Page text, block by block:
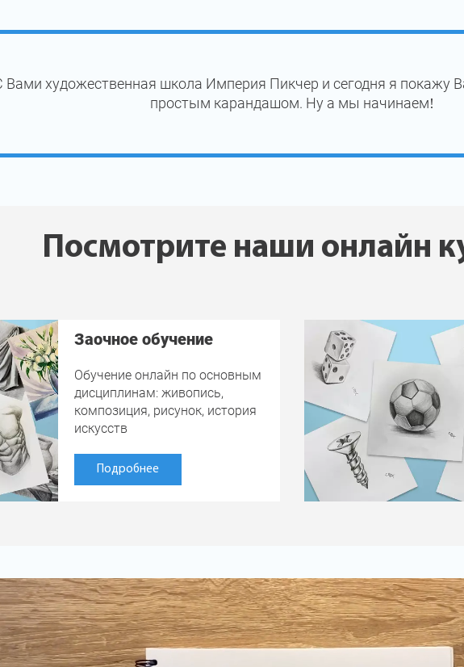
художественная школа Империя Пикчер и сегодня я покажу
простым карандашом. Ну а мы начинаем!
Посмотрите наши онлайн
Заочное обучение
Обучение онлайн по основным
дисциплинам: живопись,
композиция, рисунок, история
искусств
Подробнее